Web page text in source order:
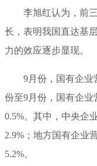
李旭红认为，前
长，表明我国直达基
力的效应逐步显现。
9月份，国有企业
份至9月份，国有企业
0.5%。其中，中央企
2.9%；地方国有企业
5.2%。